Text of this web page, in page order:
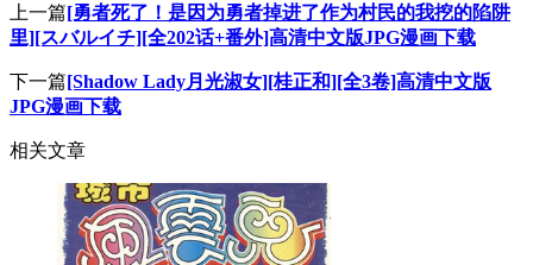
上一篇[勇者死了！是因为勇者掉进了作为村民的我挖的陷阱
里][スバルイチ][全202话+番外]高清中文版JPG漫画下载
下一篇[Shadow Lady月光淑女][桂正和][全3卷]高清中文版
JPG漫画下载
相关文章